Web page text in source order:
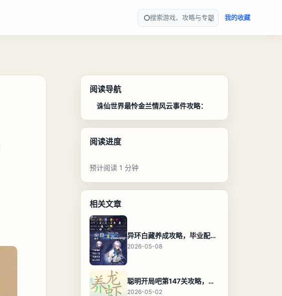
搜索游戏、攻略与专题 我的收藏
阅读导航
诛仙世界最怜金兰情风云事件攻略：
阅读进度
预计阅读 1 分钟
相关文章
异环白藏养成攻略，毕业配装、技能加点与阵容搭配保姆级解析
2026-05-08
聪明开局吧第147关攻略，养龙虾找出27个常用字通关答案
2026-05-02